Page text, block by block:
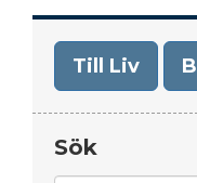
Till Liv
Sök